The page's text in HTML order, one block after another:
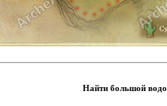
Найти большой